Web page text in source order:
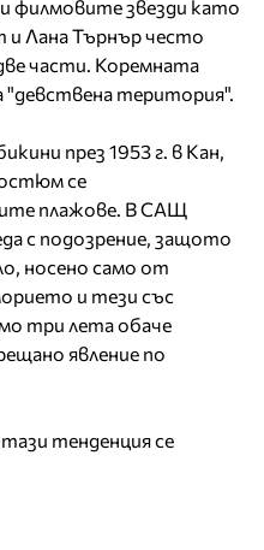
филмовите звезди като
и Лана Търнър често
части. Коремната
"девствена територия".
през 1953 г. в Кан,
се
плажове. В САЩ
с подозрение, защото
носено само от
и тези със
три лета обаче
явление по
тенденция се